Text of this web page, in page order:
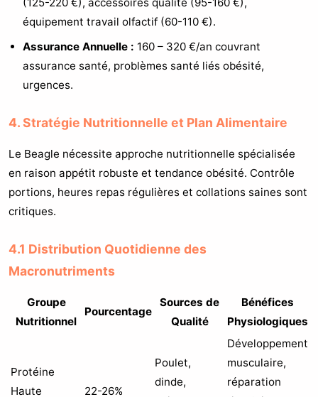
équipement travail olfactif (60-110 €).
Assurance Annuelle : 160 – 320 €/an couvrant
assurance santé, problèmes santé liés obésité,
urgences.
4. Stratégie Nutritionnelle et Plan Alimentaire
Le Beagle nécessite approche nutritionnelle spécialisée
en raison appétit robuste et tendance obésité. Contrôle
portions, heures repas régulières et collations saines sont
critiques.
4.1 Distribution Quotidienne des
Macronutriments
Groupe
Nutritionnel
Pourcentage
Sources de
Qualité
Bénéfices
Physiologiques
Protéine
Haute
22-26%
Poulet,
dinde,
Développement
musculaire,
réparation